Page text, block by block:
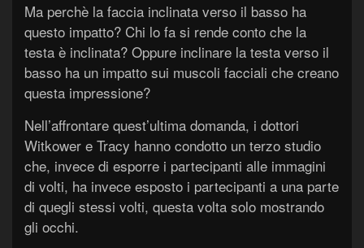
Ma perchè la faccia inclinata verso il basso ha
questo impatto? Chi lo fa si rende conto che la
testa è inclinata? Oppure inclinare la testa verso il
basso ha un impatto sui muscoli facciali che creano
questa impressione?
Nell’affrontare quest’ultima domanda, i dottori
Witkower e Tracy hanno condotto un terzo studio
che, invece di esporre i partecipanti alle immagini
di volti, ha invece esposto i partecipanti a una parte
di quegli stessi volti, questa volta solo mostrando
gli occhi.